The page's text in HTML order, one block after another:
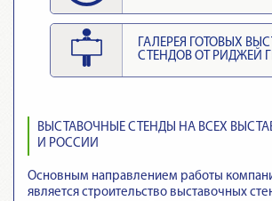
ГАЛЕРЕЯ ГОТОВЫХ
СТЕНДОВ ОТ РИДЖЕЙ
ВЫСТАВОЧНЫЕ СТЕНДЫ НА ВСЕХ
И РОССИИ
Основным направлением работы
является строительство выставочных